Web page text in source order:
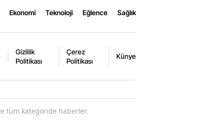
Ekonomi Teknoloji Eğlence Sağlık
Gizlilik
Politikası
Çerez
Politikası
Künye
tüm kategoride haberler.